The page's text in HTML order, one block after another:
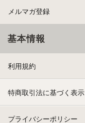
メルマガ登録
基本情報
利用規約
特商取引法に基づく表示
プライバシーポリシー